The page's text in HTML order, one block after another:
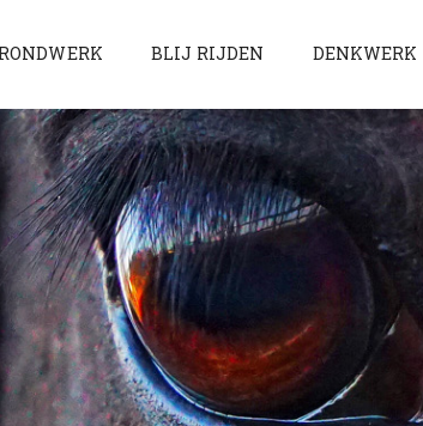
BLIJ RIJDEN DENKWERK